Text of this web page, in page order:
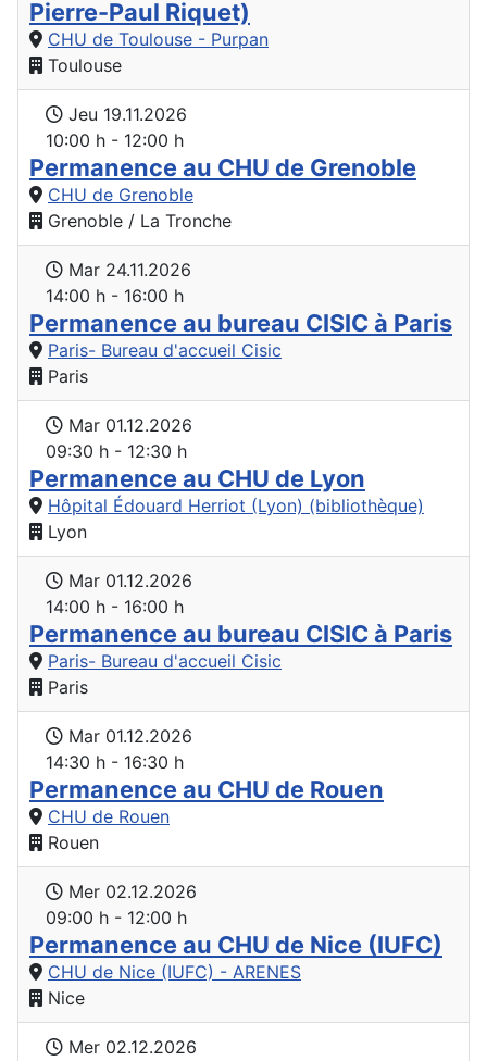
Pierre-Paul Riquet)
CHU de Toulouse - Purpan
Toulouse
Jeu 19.11.2026
10:00 h - 12:00 h
Permanence au CHU de Grenoble
CHU de Grenoble
Grenoble / La Tronche
Mar 24.11.2026
14:00 h - 16:00 h
Permanence au bureau CISIC à Paris
Paris- Bureau d'accueil Cisic
Paris
Mar 01.12.2026
09:30 h - 12:30 h
Permanence au CHU de Lyon
Hôpital Édouard Herriot (Lyon) (bibliothèque)
Lyon
Mar 01.12.2026
14:00 h - 16:00 h
Permanence au bureau CISIC à Paris
Paris- Bureau d'accueil Cisic
Paris
Mar 01.12.2026
14:30 h - 16:30 h
Permanence au CHU de Rouen
CHU de Rouen
Rouen
Mer 02.12.2026
09:00 h - 12:00 h
Permanence au CHU de Nice (IUFC)
CHU de Nice (IUFC) - ARENES
Nice
Mer 02.12.2026